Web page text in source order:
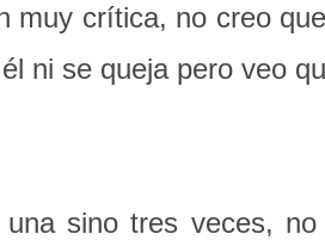
crítica, no creo
ni se queja pero veo
sino tres veces, no